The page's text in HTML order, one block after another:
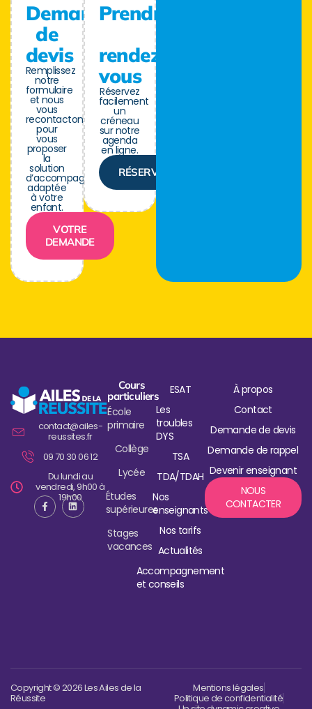
Demande
de
devis
Remplissez
notre
formulaire
et nous
vous
recontactons
pour
vous
proposer
la
solution
d’accompagnement
adaptée
à votre
enfant.
VOTRE
DEMANDE
Prendre
rendez-
vous
Réservez
facilement
un
créneau
sur notre
agenda
en ligne.
RÉSERVER
contact@ailes-
reussites.fr
09 70 30 06 12
Du lundi au
vendredi, 9h00 à
19h00
Cours
particuliers
École
primaire
Collège
Lycée
Études
supérieures
Stages
vacances
ESAT
Les
troubles
DYS
TSA
TDA/TDAH
Nos
enseignants
Nos tarifs
Actualités
Accompagnement
et conseils
À propos
Contact
Demande de devis
Demande de rappel
Devenir enseignant
NOUS
CONTACTER
Copyright © 2026 Les Ailes de la
Réussite
Mentions légales
Politique de confidentialité